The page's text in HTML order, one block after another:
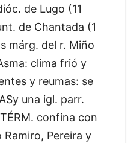
de Lugo (11
de Chantada (1
márg. del r. Miño
clima frió y
y reumas: se
una igl. parr.
confina con
Ramiro, Pereira y